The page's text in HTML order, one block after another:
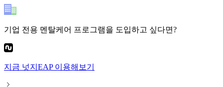
기업 전용 멘탈케어 프로그램을 도입하고 싶다면?
지금 넛지EAP이용해보기